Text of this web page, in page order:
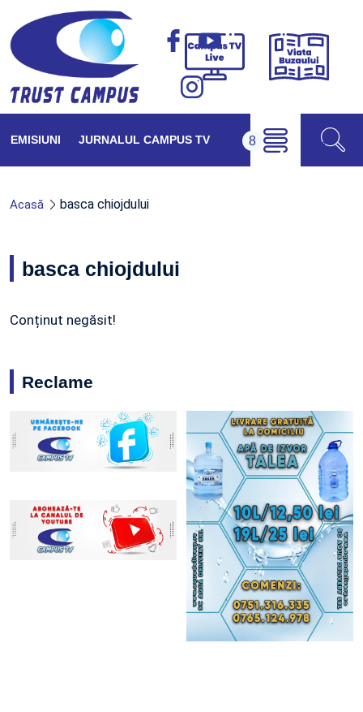
Campus
Viața
EMISIUNI JURNALUL CAMPUS TV
Acasă basca chiojdului
basca chiojdului
Conținut negăsit!
Reclame